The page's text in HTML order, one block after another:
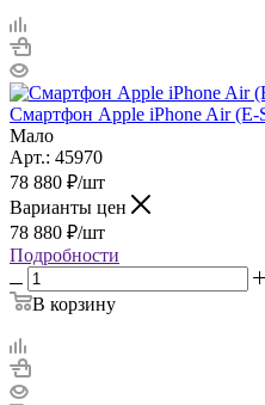
Смартфон Apple iPhone Air (E-
Мало
Арт.: 45970
78 880 ₽/шт
Варианты цен
78 880 ₽/шт
Подробности
В корзину